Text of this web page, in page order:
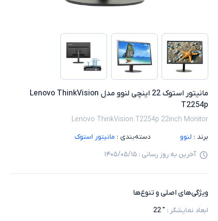
مانیتور استوک 22 اینچی لنوو مدل Lenovo ThinkVision
T2254p
Lenovo ThinkVision T2254p 22inch Monitor
برند : لنوو دسته‌بندی : مانیتور استوک
آخرین به روز رسانی : ۱۴۰۵/۰۵/۱۵
ویژگی‌های اصلی و تنوع‌ها
ابعاد نمایشگر :
" 22